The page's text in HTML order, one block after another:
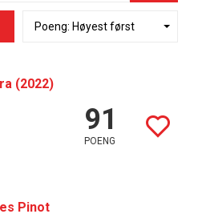
(2022)
91
POENG
Pinot